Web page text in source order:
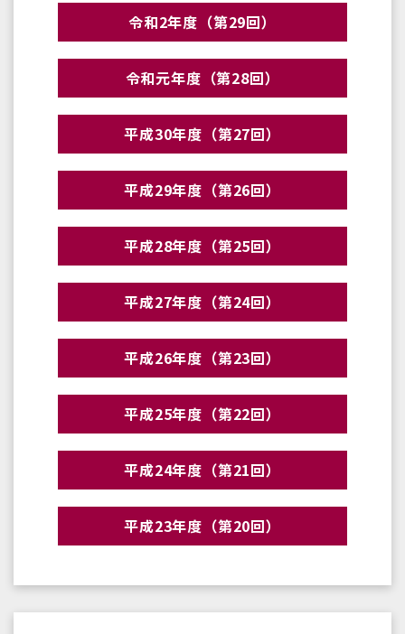
令和2年度（第29回）
令和元年度（第28回）
平成30年度（第27回）
平成29年度（第26回）
平成28年度（第25回）
平成27年度（第24回）
平成26年度（第23回）
平成25年度（第22回）
平成24年度（第21回）
平成23年度（第20回）